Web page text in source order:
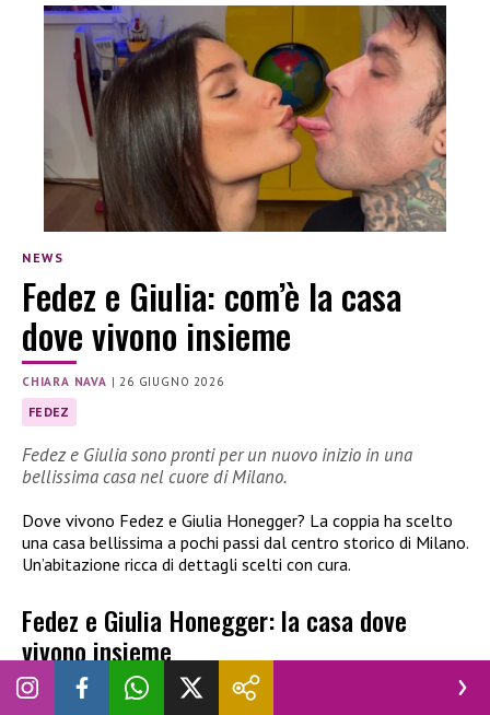
NEWS
Fedez e Giulia: com’è la casa
dove vivono insieme
CHIARA NAVA | 26 GIUGNO 2026
FEDEZ
Fedez e Giulia sono pronti per un nuovo inizio in una
bellissima casa nel cuore di Milano.
Dove vivono Fedez e Giulia Honegger? La coppia ha scelto
una casa bellissima a pochi passi dal centro storico di Milano.
Un’abitazione ricca di dettagli scelti con cura.
Fedez e Giulia Honegger: la casa dove
vivono insieme
La nuova casa di Fedez e Giulia Honegger